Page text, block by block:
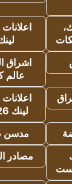
اعلانات
اشراق
عالم
اعلانات
لينك 2026
مصادر